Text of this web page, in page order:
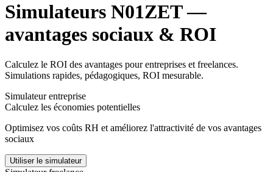
Simulateurs N01ZET —
avantages sociaux & ROI
Calculez le ROI des avantages pour entreprises et freelances.
Simulations rapides, pédagogiques, ROI mesurable.
Simulateur entreprise
Calculez les économies potentielles
Optimisez vos coûts RH et améliorez l'attractivité de vos avantages
sociaux
Utiliser le simulateur